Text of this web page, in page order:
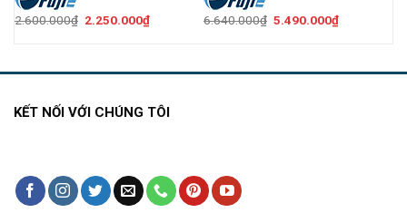
2.600.000₫ Giá
2.250.000₫Giá
6.640.000₫ Giá
5.490.000₫Giá
KẾT NỐI VỚI CHÚNG TÔI